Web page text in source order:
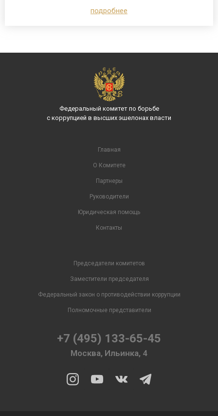
подробнее
Федеральный комитет по борьбе
с коррупцией в высших эшелонах власти
Главная
О Комитете
Партнеры
Руководители
Юридическая помощь
Контакты
Председатели комитетов
Заместители председателя
Федеральный закон о противодействии коррупции
Полномочные представители
+7 (495) 133-65-45
Москва, Ильинка, 4